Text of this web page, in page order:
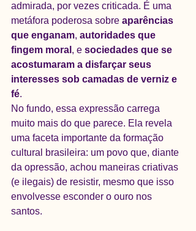
admirada, por vezes criticada. É uma
metáfora poderosa sobre aparências
que enganam, autoridades que
fingem moral , e sociedades que se
acostumaram a disfarçar seus
interesses sob camadas de verniz e
fé.
No fundo, essa expressão carrega
muito mais do que parece. Ela revela
uma faceta importante da formação
cultural brasileira: um povo que, diante
da opressão, achou maneiras criativas
(e ilegais) de resistir, mesmo que isso
envolvesse esconder o ouro nos
santos.